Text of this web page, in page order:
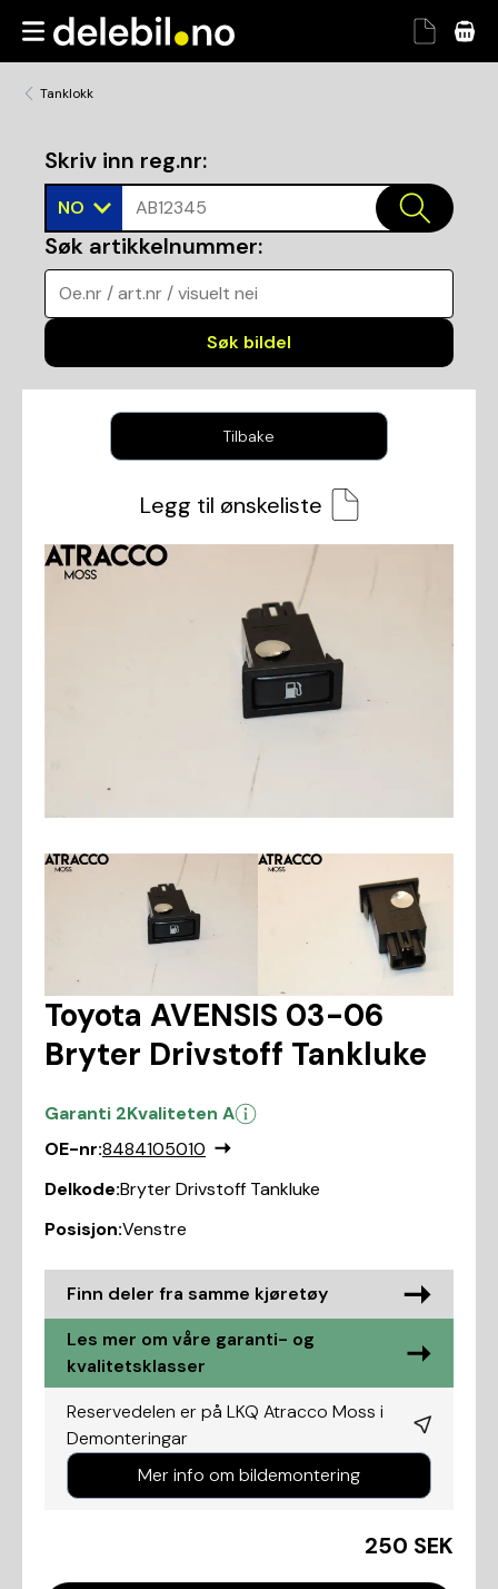
Tanklokk
Skriv inn reg.nr:
NO AB12345
Søk artikkelnummer:
Oe.nr / art.nr / visuelt nei
Søk bildel
Tilbake
Legg til ønskeliste
Toyota AVENSIS 03-06
Bryter Drivstoff Tankluke
Garanti 2Kvaliteten A
OE-nr:8484105010
Delkode:Bryter Drivstoff Tankluke
Posisjon:Venstre
Finn deler fra samme kjøretøy
Les mer om våre garanti- og
kvalitetsklasser
Reservedelen er på LKQ Atracco Moss i
Demonteringar
Mer info om bildemontering
250 SEK